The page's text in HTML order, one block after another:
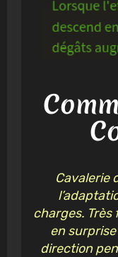
Cavalerie
charges.
en
direction